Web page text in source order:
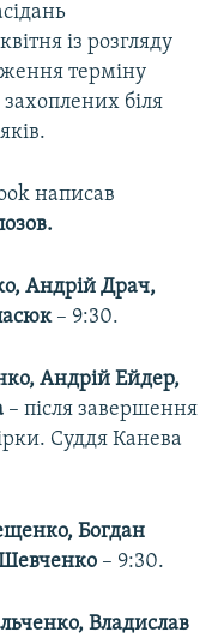
із розгляду
терміну
біля
написав
Андрій Драч,
​– 9:30.
Андрій Ейдер,
​– після завершення
Суддя Канева
Богдан
​– 9:30.
Владислав